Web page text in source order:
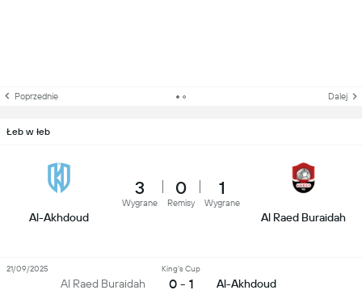
Poprzednie Dalej
Łeb w łeb
Al-Akhdoud
3
Wygrane
0
Remisy
1
Wygrane
Al Raed Buraidah
Al Raed Buraidah
King's Cup
0 - 1 Al-Akhdoud
21/09/2025